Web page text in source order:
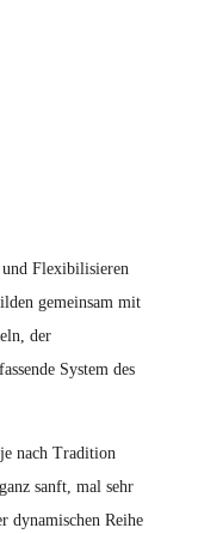
Flexibilisieren
gemeinsam mit
der
System des
nach Tradition
sanft, mal sehr
dynamischen Reihe